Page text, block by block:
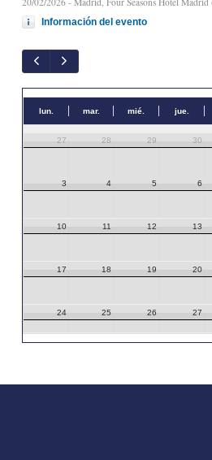
Información del evento
lun. mar. mié. jue.
27 28 29 30
3 4 5 6
10 11 12 13
17 18 19 20
24 25 26 27